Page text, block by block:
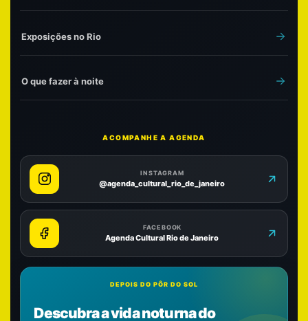
Exposições no Rio
O que fazer à noite
ACOMPANHE A AGENDA
INSTAGRAM
@agenda_cultural_rio_de_janeiro
FACEBOOK
Agenda Cultural Rio de Janeiro
DEPOIS DO PÔR DO SOL
Descubra a vida noturna do